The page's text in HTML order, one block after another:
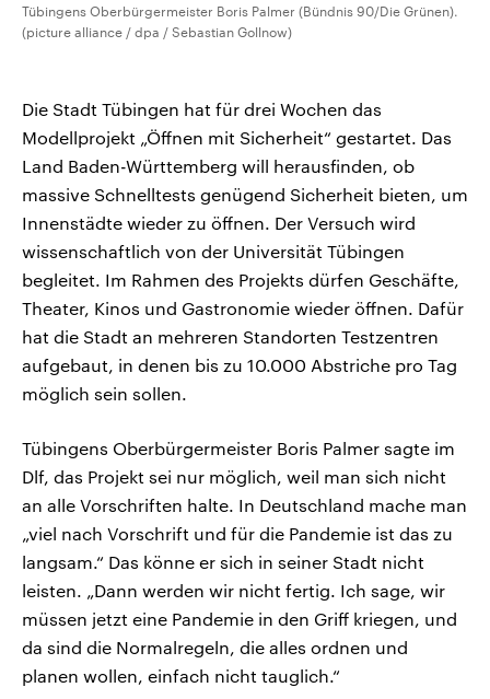
Tübingens Oberbürgermeister Boris Palmer (Bündnis 90/Die Grünen).
(picture alliance / dpa / Sebastian Gollnow)
Die Stadt Tübingen hat für drei Wochen das
Modellprojekt „Öffnen mit Sicherheit“ gestartet. Das
Land Baden-Württemberg will herausfinden, ob
massive Schnelltests genügend Sicherheit bieten, um
Innenstädte wieder zu öffnen. Der Versuch wird
wissenschaftlich von der Universität Tübingen
begleitet. Im Rahmen des Projekts dürfen Geschäfte,
Theater, Kinos und Gastronomie wieder öffnen. Dafür
hat die Stadt an mehreren Standorten Testzentren
aufgebaut, in denen bis zu 10.000 Abstriche pro Tag
möglich sein sollen.
Tübingens Oberbürgermeister Boris Palmer sagte im
Dlf, das Projekt sei nur möglich, weil man sich nicht
an alle Vorschriften halte. In Deutschland mache man
„viel nach Vorschrift und für die Pandemie ist das zu
langsam.“ Das könne er sich in seiner Stadt nicht
leisten. „Dann werden wir nicht fertig. Ich sage, wir
müssen jetzt eine Pandemie in den Griff kriegen, und
da sind die Normalregeln, die alles ordnen und
planen wollen, einfach nicht tauglich.“